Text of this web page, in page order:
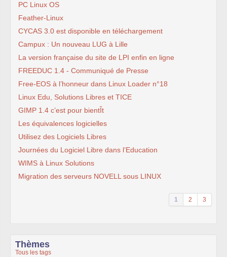
PC Linux OS
Feather-Linux
CYCAS 3.0 est disponible en téléchargement
Campux : Un nouveau LUG à Lille
La version française du site de LPI enfin en ligne
FREEDUC 1.4 - Communiqué de Presse
Free-EOS à l’honneur dans Linux Loader n°18
Linux Edu, Solutions Libres et TICE
GIMP 1.4 c’est pour bientÎt
Les équivalences logicielles
Utilisez des Logiciels Libres
Journées du Logiciel Libre dans l’Education
WIMS à Linux Solutions
Migration des serveurs NOVELL sous LINUX
1 2 3
Thèmes
Tous les tags